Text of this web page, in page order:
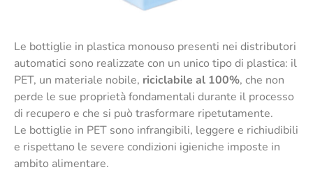
Le bottiglie in plastica monouso presenti nei distributori
automatici sono realizzate con un unico tipo di plastica: il
PET, un materiale nobile, riciclabile al 100%, che non
perde le sue proprietà fondamentali durante il processo
di recupero e che si può trasformare ripetutamente.
Le bottiglie in PET sono infrangibili, leggere e richiudibili
e rispettano le severe condizioni igieniche imposte in
ambito alimentare.